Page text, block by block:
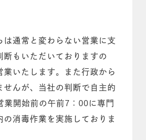
は通常と変わらない営業に支
断もいただいておりますの
業いたします。また行政から
せんが、当社の判断で自主的
業開始前の午前7：00に専門
の消毒作業を実施しておりま